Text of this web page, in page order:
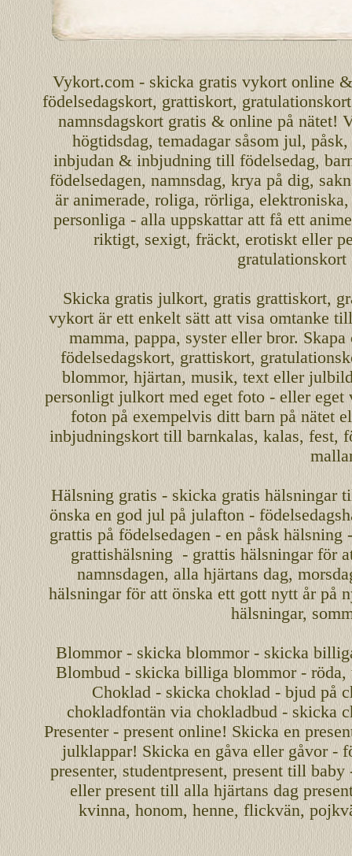
Vykort.com- skicka gratis vykort online
födelsedagskort, grattiskort,gratulationskort
namnsdagskort gratis & online på nätet!
högtidsdag, temadagar såsom jul,påsk,
inbjudan& inbjudning tillfödelsedag,
födelsedagen, namnsdag, krya på dig,
äranimerade,roliga, rörliga,elektroniska
personliga- alla uppskattar att få ett
riktigt,sexigt,fräckt, erotiskt eller
gratulationskort
Skicka gratis julkort,gratis grattiskort,
vykortär ett enkelt sätt att visa omtanke
mamma, pappa, systerellerbror.
födelsedagskort,grattiskort,
blommor, hjärtan, musik, text eller
personligt julkort med eget foto - eller eget
foton på exempelvis ditt barn på nätet
inbjudningskort till barnkalas, kalas, fest,
Hälsning gratis - skicka gratis
önska en god julpå julafton -
grattis på födelsedagen - en påsk
grattishälsning - grattis hälsningar för
namnsdagen,alla hjärtans dag,
hälsningar för att önska ettgott nytt årpå
hälsningar,
Blommor - skicka blommor - skicka
Blombud - skicka billiga blommor -
Choklad - skicka choklad - bjud på
chokladfontän via chokladbud - skicka
Presenter - present online! Skicka en
julklappar! Skicka en gåva eller gåvor -
presenter, studentpresent, present till
eller present till alla hjärtans dag
kvinna, honom, henne, flickvän,